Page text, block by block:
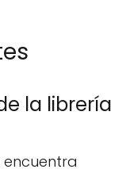
la librería